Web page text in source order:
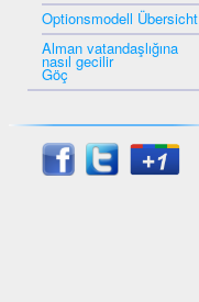
Optionsmodell Übersicht
Alman vatandaşlığına
nasıl gecilir
Göç